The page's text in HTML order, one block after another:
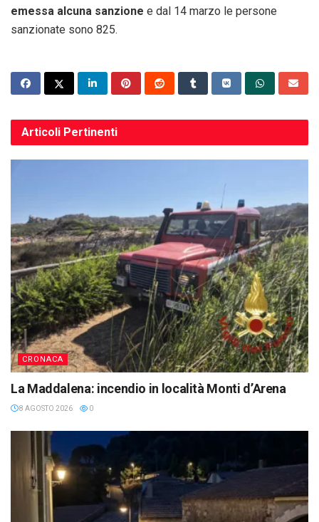
emessa alcuna sanzione e dal 14 marzo le persone
sanzionate sono 825.
Articoli Pertinenti
CRONACA
La Maddalena: incendio in località Monti d’Arena
8 AGOSTO 2026 0